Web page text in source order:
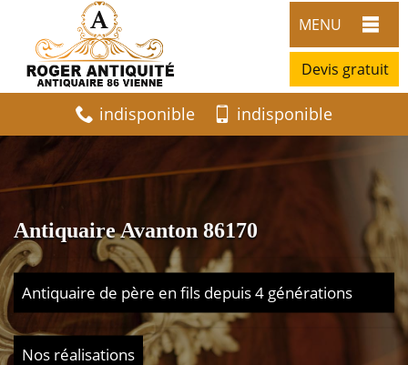
MENU
Devis gratuit
indisponible indisponible
Antiquaire Avanton 86170
Antiquaire de père en fils depuis 4 générations
Nos réalisations